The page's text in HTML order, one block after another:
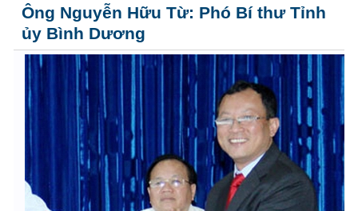
Ông Nguyễn Hữu Từ: Phó Bí thư Tỉnh
ủy Bình Dương